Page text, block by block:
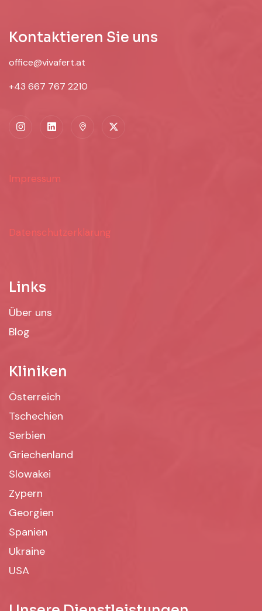
Kontaktieren Sie uns
office@vivafert.at
+43 667 767 2210
Impressum
Datenschutzerklärung
Links
Über uns
Blog
Kliniken
Österreich
Tschechien
Serbien
Griechenland
Slowakei
Zypern
Georgien
Spanien
Ukraine
USA